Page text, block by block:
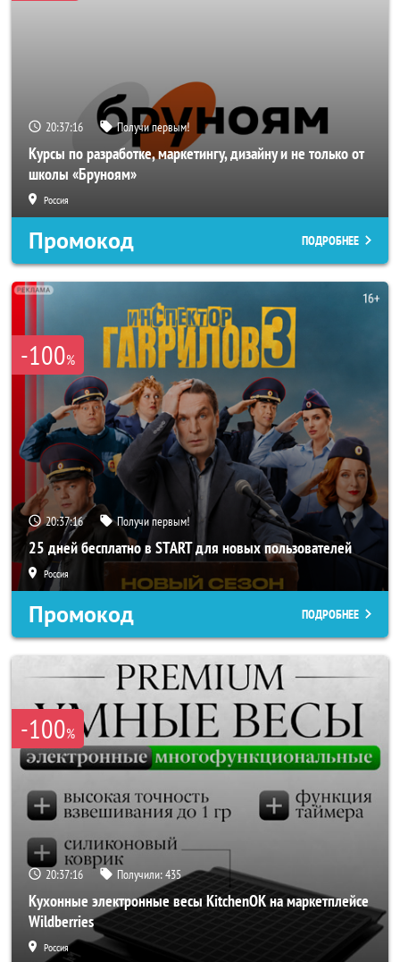
20:37:14 Получи первым!
Курсы по разработке, маркетингу, дизайну и не только от
школы «Бруноям»
Россия
Промокод ПОДРОБНЕЕ
-100%
20:37:14 Получи первым!
25 дней бесплатно в START для новых пользователей
Россия
Промокод ПОДРОБНЕЕ
-100%
20:37:14 Получили:435
Кухонные электронные весы KitchenOK на маркетплейсе
Wildberries
Россия